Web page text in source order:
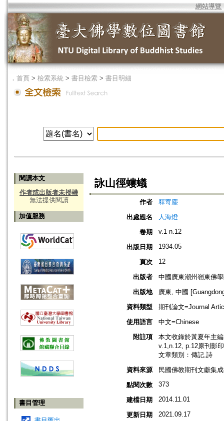
網站導覽
． 首頁 > 檢索系統 > 書目檢索 > 書目明細
閱讀本文
作者或出版者未授權
無法提供閱讀
加值服務
書目管理
詠山徑螻蟻
作者
釋寄塵
出處題名
人海燈
卷期
v.1 n.12
出版日期 1934.05
頁次 12
出版者
中國廣東潮州嶺東佛
出版地
廣東, 中國
資料類型
期刊論文=Journal
使用語言
中文=Chinese
附註項
本文收錄於黃夏年主
v.1,n.12, p.12原刊影
文章類別：傳記,詩
資料來源
民國佛教期刊文獻集
點閱次數
373
建檔日期 2014.11.01
更新日期 2021.09.17